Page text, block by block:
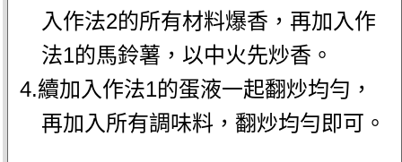
入作法2的所有材料爆香，再加入作
法1的馬鈴薯，以中火先炒香。
4.續加入作法1的蛋液一起翻炒均勻，
再加入所有調味料，翻炒均勻即可。